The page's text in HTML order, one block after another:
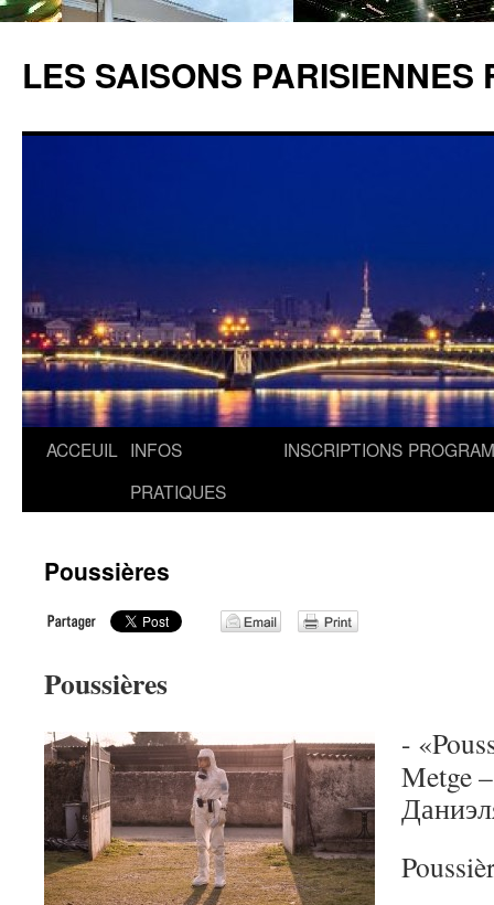
LES SAISONS PARISIENNES
ACCEUIL INFOS
PRATIQUES
INSCRIPTIONS
Poussières
Poussières
-
Metge